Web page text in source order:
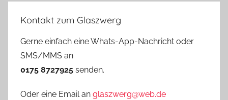
Kontakt zum Glaszwerg
Gerne einfach eine Whats-App-Nachricht oder
SMS/MMS an
0175 8727925 senden.
Oder eine Email an glaszwerg@web.de